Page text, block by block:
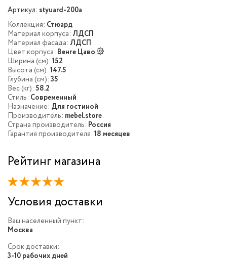
Артикул: styuard-200a
Коллекция: Стюард
Материал корпуса: ЛДСП
Материал фасада: ЛДСП
Цвет корпуса: Венге Цаво
Ширина (см): 152
Высота (см): 147.5
Глубина (см): 35
Вес (кг): 58.2
Стиль: Современный
Назначение: Для гостиной
Производитель: mebel.store
Страна производитель: Россия
Гарантия производителя: 18 месяцев
Рейтинг магазина
Условия доставки
Ваш населенный пункт:
Москва
Срок доставки:
3-10 рабочих дней